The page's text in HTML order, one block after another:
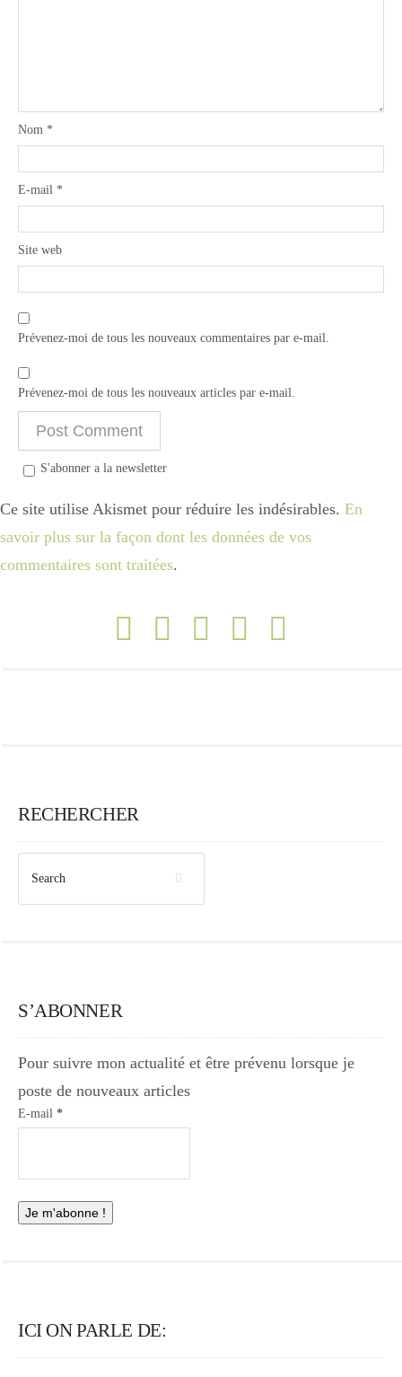
Nom *
E-mail *
Site web
Prévenez-moi de tous les nouveaux commentaires par e-mail.
Prévenez-moi de tous les nouveaux articles par e-mail.
S'abonner a la newsletter
Ce site utilise Akismet pour réduire les indésirables. En
savoir plus sur la façon dont les données de vos
commentaires sont traitées.
RECHERCHER
S’ABONNER
Pour suivre mon actualité et être prévenu lorsque je
poste de nouveaux articles
E-mail *
ICI ON PARLE DE: